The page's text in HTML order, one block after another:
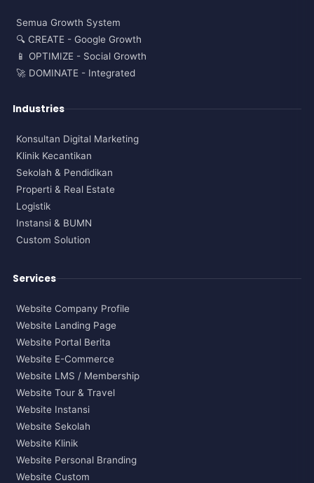
Semua Growth System
🔍 CREATE - Google Growth
📱 OPTIMIZE - Social Growth
🚀 DOMINATE - Integrated
Industries
Konsultan Digital Marketing
Klinik Kecantikan
Sekolah & Pendidikan
Properti & Real Estate
Logistik
Instansi & BUMN
Custom Solution
Services
Website Company Profile
Website Landing Page
Website Portal Berita
Website E-Commerce
Website LMS / Membership
Website Tour & Travel
Website Instansi
Website Sekolah
Website Klinik
Website Personal Branding
Website Custom